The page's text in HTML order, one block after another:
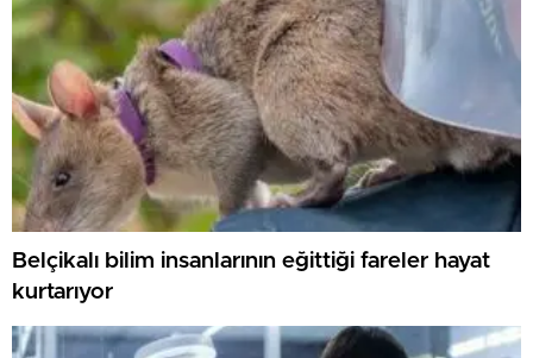
Belçikalı bilim insanlarının eğittiği fareler hayat
kurtarıyor